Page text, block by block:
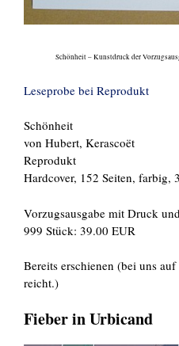
Schönheit – Kunstdruck der
Leseprobe bei Reprodukt
Schönheit
von Hubert, Kerascoët
Reprodukt
Hardcover, 152 Seiten, farbig,
Vorzugsausgabe mit Druck
999 Stück: 39.00 EUR
Bereits erschienen (bei uns
reicht.)
Fieber in Urbicand